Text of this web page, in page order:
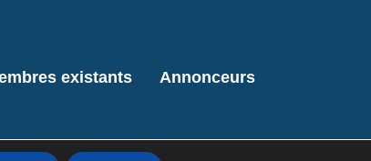
existants Annonceurs